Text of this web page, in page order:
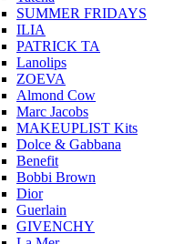
SUMMER FRIDAYS
ILIA
PATRICK TA
Lanolips
ZOEVA
Almond Cow
Marc Jacobs
MAKEUPLIST Kits
Dolce & Gabbana
Benefit
Bobbi Brown
Dior
Guerlain
GIVENCHY